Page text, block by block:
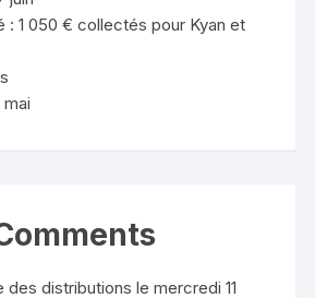
: 1 050 € collectés pour Kyan et
des distributions le mercredi 11